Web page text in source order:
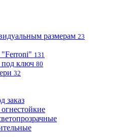
размерам 23
131
ключ 80
32
заказ